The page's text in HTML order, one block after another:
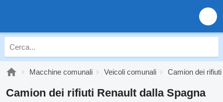
Macchine comunali Veicoli comunali Camion dei rifiuti
Camion dei rifiuti Renault dalla Spagna